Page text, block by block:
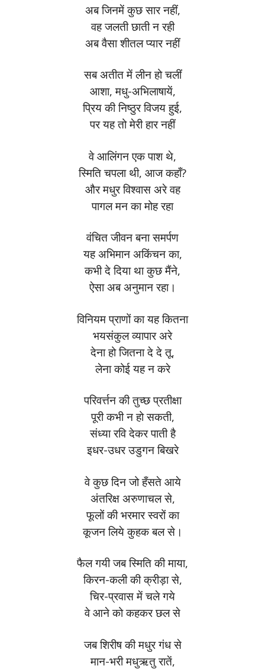
अब जिनमें कुछ सार नहीं,
वह जलती छाती न रही
अब वैसा शीतल प्यार नहीं
सब अतीत में लीन हो चलीं
आशा, मधु-अभिलाषायें,
प्रिय की निष्ठुर विजय हुई,
पर यह तो मेरी हार नहीं
वे आलिंगन एक पाश थे,
स्मिति चपला थी, आज कहाँ?
और मधुर विश्वास अरे वह
पागल मन का मोह रहा
वंचित जीवन बना समर्पण
यह अभिमान अकिंचन का,
कभी दे दिया था कुछ मैंने,
ऐसा अब अनुमान रहा।
विनियम प्राणों का यह कितना
भयसंकुल व्यापार अरे
देना हो जितना दे दे तू,
लेना कोई यह न करे
परिवर्त्तन की तुच्छ प्रतीक्षा
पूरी कभी न हो सकती,
संध्या रवि देकर पाती है
इधर-उधर उडुगन बिखरे
वे कुछ दिन जो हँसते आये
अंतरिक्ष अरुणाचल से,
फूलों की भरमार स्वरों का
कूजन लिये कुहक बल से।
फैल गयी जब स्मिति की माया,
किरन-कली की क्रीड़ा से,
चिर-प्रवास में चले गये
वे आने को कहकर छल से
जब शिरीष की मधुर गंध से
मान-भरी मधुऋतु रातें,